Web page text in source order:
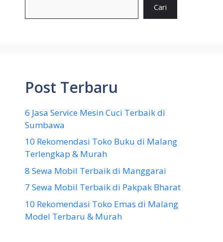
Cari
Post Terbaru
6 Jasa Service Mesin Cuci Terbaik di
Sumbawa
10 Rekomendasi Toko Buku di Malang
Terlengkap & Murah
8 Sewa Mobil Terbaik di Manggarai
7 Sewa Mobil Terbaik di Pakpak Bharat
10 Rekomendasi Toko Emas di Malang
Model Terbaru & Murah